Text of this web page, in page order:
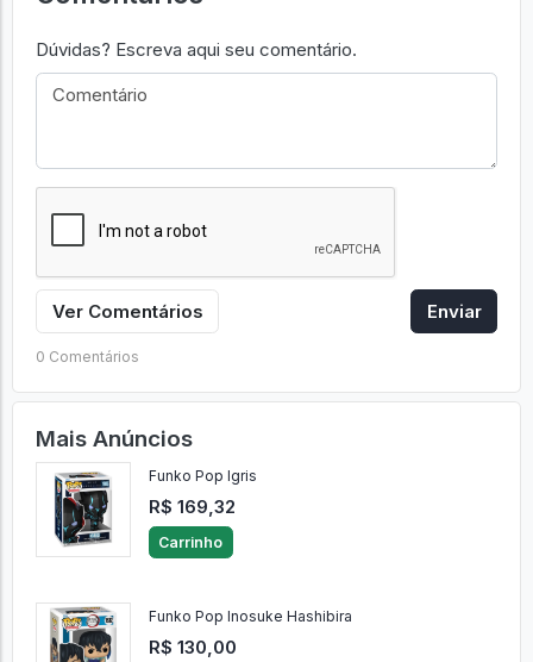
Dúvidas? Escreva aqui seu comentário.
Ver Comentários Enviar
0 Comentários
Mais Anúncios
Funko Pop Igris
R$ 169,32
Carrinho
Funko Pop Inosuke Hashibira
R$ 130,00